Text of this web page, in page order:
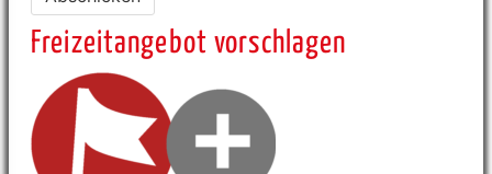
Freizeitangebot vorschlagen